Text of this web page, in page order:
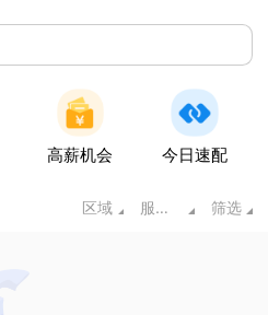
高薪机会 今日速配
区域 服务业 筛选